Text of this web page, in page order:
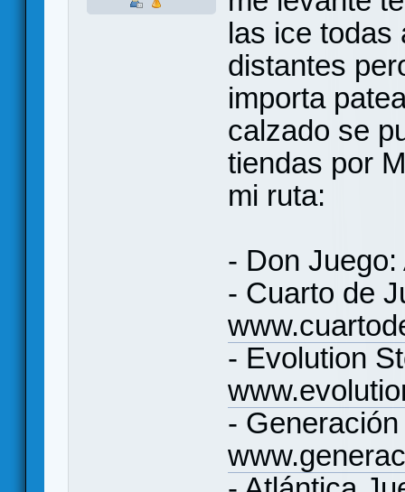
las ice todas
distantes
importa
calzado se
tiendas por
mi ruta:
- Don
- Cuarto de
- Evolution
-